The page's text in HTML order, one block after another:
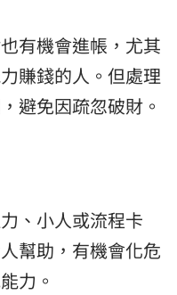
有機會進帳，尤其
賺錢的人。但處理
避免因疏忽破財。
、小人或流程卡
幫助，有機會化危
力。